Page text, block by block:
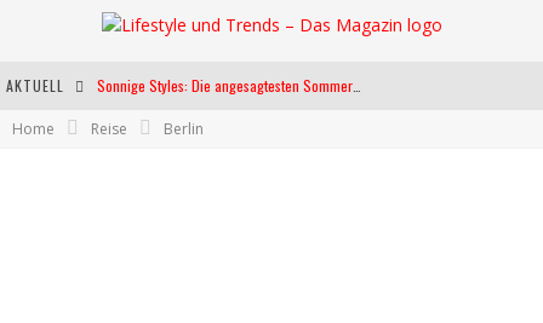
AKTUELL
Home Reise Berlin